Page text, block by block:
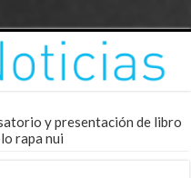
y presentación de libro
rapa nui